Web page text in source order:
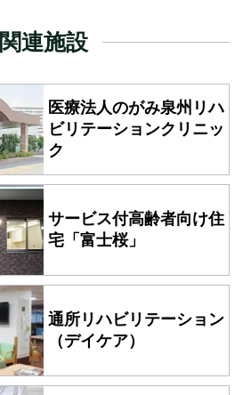
関連施設
医療法人のがみ泉州 リハ
ビリテーションクリニッ
ク
サービス付高齢者向け住
宅 「富士桜」
通所リハビリテーション
（デイケア）